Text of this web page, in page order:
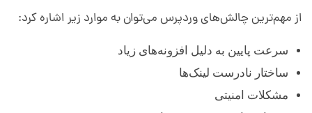
از مهم‌ترین چالش‌های وردپرس می‌توان به موارد زیر اشاره کرد:
سرعت پایین به دلیل افزونه‌های زیاد
ساختار نادرست لینک‌ها
مشکلات امنیتی